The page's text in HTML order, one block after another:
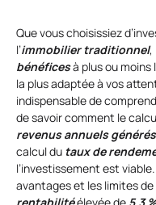
Que vous choisissiez
l’immobilier traditionnel,
bénéficesà plus ou moins
la plus adaptée à vos
indispensable de
de savoir comment le
revenus annuels
calcul du taux de
l’investissement est
avantages et les limites